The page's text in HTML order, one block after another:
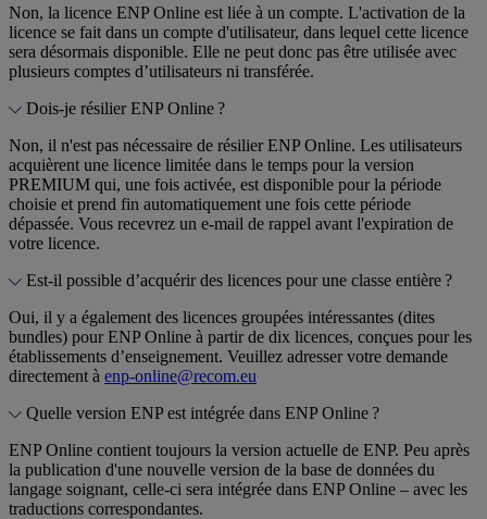
Non, la licence ENP Online est liée à un compte. L'activation de la
licence se fait dans un compte d'utilisateur, dans lequel cette licence
sera désormais disponible. Elle ne peut donc pas être utilisée avec
plusieurs comptes d’utilisateurs ni transférée.
Dois-je résilier ENP Online ?
Non, il n'est pas nécessaire de résilier ENP Online. Les utilisateurs
acquièrent une licence limitée dans le temps pour la version
PREMIUM qui, une fois activée, est disponible pour la période
choisie et prend fin automatiquement une fois cette période
dépassée. Vous recevrez un e-mail de rappel avant l'expiration de
votre licence.
Est-il possible d’acquérir des licences pour une classe entière ?
Oui, il y a également des licences groupées intéressantes (dites
bundles) pour ENP Online à partir de dix licences, conçues pour les
établissements d’enseignement. Veuillez adresser votre demande
directement à enp-online@recom.eu
Quelle version ENP est intégrée dans ENP Online ?
ENP Online contient toujours la version actuelle de ENP. Peu après
la publication d'une nouvelle version de la base de données du
langage soignant, celle-ci sera intégrée dans ENP Online – avec les
traductions correspondantes.